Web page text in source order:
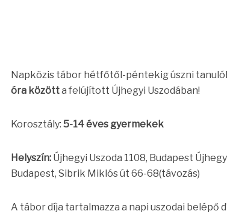
Napközis tábor hétfőtől-péntekig úszni
óra közötta felújított Újhegyi Uszodában!
Korosztály:5-14 éves gyermekek
Helyszín: Újhegyi Uszoda 1108, Budapest
Budapest, Sibrik Miklós út 66-68(távozás)
A tábor díja tartalmazza a napi uszodai